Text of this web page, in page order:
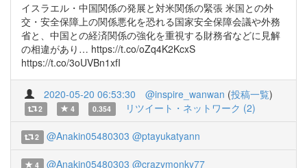
イスラエル・中国関係の発展と対米関係の緊張 米国との外
交・安全保障上の関係悪化を恐れる国家安全保障会議や外務
省と、中国との経済関係の強化を重視する財務省などに見解
の相違があり… https://t.co/oZq4K2KcxS
https://t.co/3oUVBn1xfI
2020-05-20 06:53:30 @inspire_wanwan (投稿一覧)
2 4 0.354 リツイート・ネットワーク (2)
2 @Anakin05480303 @ptayukatyann
4 @Anakin05480303 @crazymonky77